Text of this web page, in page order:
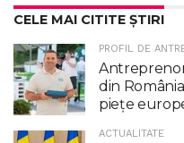
CELE MAI CITITE ȘTIRI
PROFIL DE
din
piețe
ACTUALITATE